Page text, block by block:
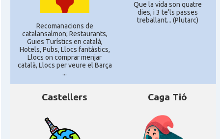
Recomanacions de
catalansalmon; Restaurants,
Guies Turístics en català,
Hotels, Pubs, Llocs fantàstics,
Llocs on comprar menjar
català, Llocs per veure el Barça
...
Que la vida son quatre
dies, i 3 te'ls passes
treballant... (Plutarc)
Castellers Caga Tió